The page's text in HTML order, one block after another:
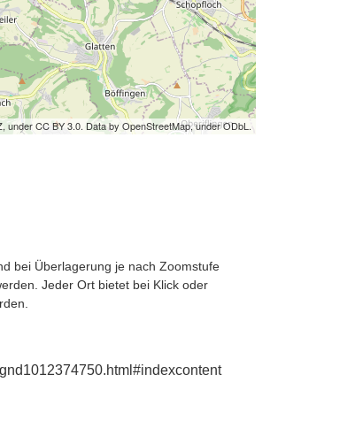
under CC BY 3.0. Data by OpenStreetMap, under ODbL.
bei Überlagerung je nach Zoomstufe
Jeder Ort bietet bei Klick oder